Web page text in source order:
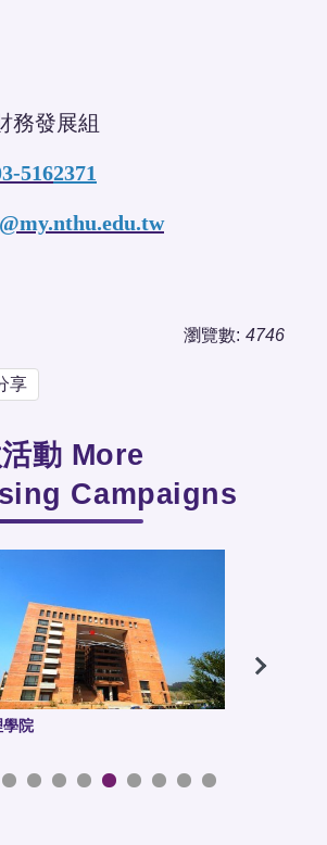
務發展組
5162371
瀏覽數: 4746
享
動 More
Campaigns
院